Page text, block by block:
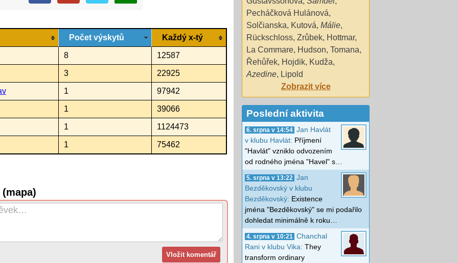
Počet výskytů Každý x-tý
8 12587
3 22925
1 97942
1 39066
1 1124473
1 75462
Pecháčková Hulánová,
Solčianska, Kutová, Málie,
Rückschloss, Zrůbek, Hottmar,
La Commare, Hudson, Tomana,
Řehůřek, Hojdik, Kudža,
Azedine, Lipold
Zobrazit více
Poslední aktivita
6. srpna v 14:54 Jan Havlát
v klubu Havlát: Příjmení
"Havlát" vzniklo odvozením
od rodného jména "Havel" s…
5. srpna v 13:22
Jan
Bezděkovský v klubu
Bezděkovský: Existence
jména "Bezděkovský" se mi podařilo
dohledat minimálně k roku…
4. srpna v 10:21
Chanchal
Rani v klubu Vika: They
transform ordinary